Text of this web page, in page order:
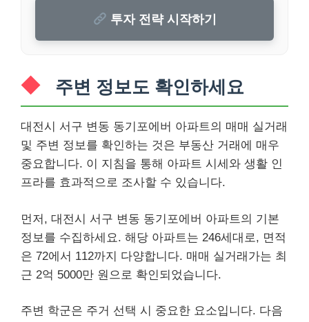
투자 전략 시작하기
주변 정보도 확인하세요
대전시 서구 변동 동기포에버 아파트의 매매 실거래
및 주변 정보를 확인하는 것은 부동산 거래에 매우
중요합니다. 이 지침을 통해 아파트 시세와 생활 인
프라를 효과적으로 조사할 수 있습니다.
먼저, 대전시 서구 변동 동기포에버 아파트의 기본
정보를 수집하세요. 해당 아파트는 246세대로, 면적
은 72에서 112까지 다양합니다. 매매 실거래가는 최
근 2억 5000만 원으로 확인되었습니다.
주변 학군은 주거 선택 시 중요한 요소입니다. 다음